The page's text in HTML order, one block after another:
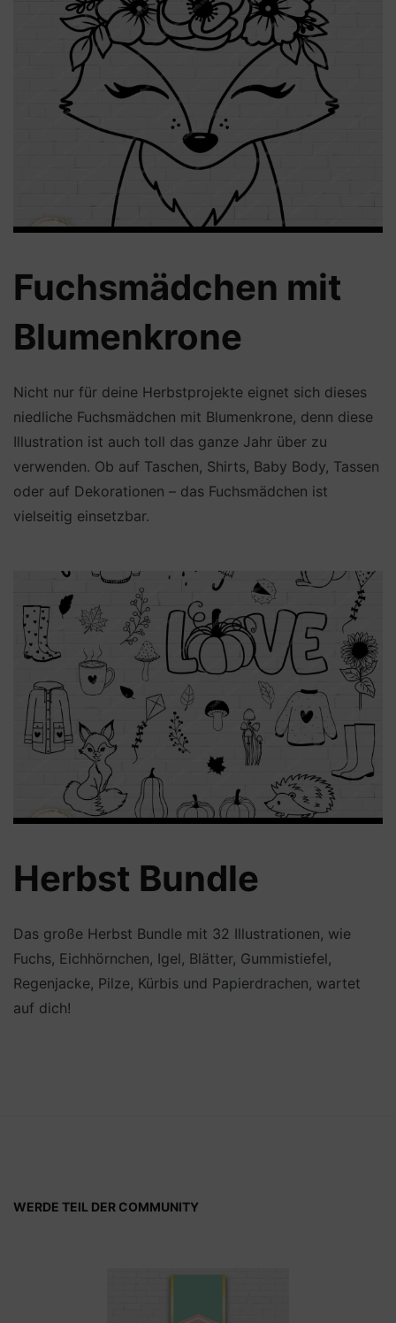
Fuchsmädchen mit
Blumenkrone
Nicht nur für deine Herbstprojekte eignet sich dieses
niedliche Fuchsmädchen mit Blumenkrone, denn diese
Illustration ist auch toll das ganze Jahr über zu
verwenden. Ob auf Taschen, Shirts, Baby Body, Tassen
oder auf Dekorationen – das Fuchsmädchen ist
vielseitig einsetzbar.
Herbst Bundle
Das große Herbst Bundle mit 32 Illustrationen, wie
Fuchs, Eichhörnchen, Igel, Blätter, Gummistiefel,
Regenjacke, Pilze, Kürbis und Papierdrachen, wartet
auf dich!
WERDE TEIL DER COMMUNITY